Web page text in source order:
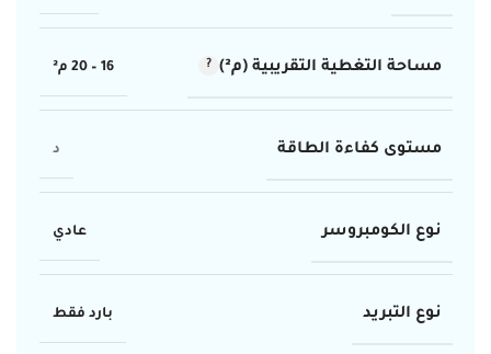
مساحة التغطية التقريبية (م²) 16 – 20 م²
مستوى كفاءة الطاقة د
نوع الكومبروسر عادي
نوع التبريد بارد فقط